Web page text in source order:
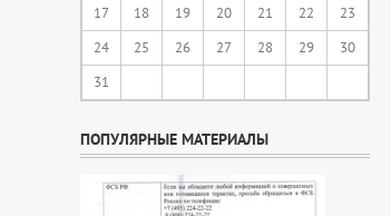
17
18 19 20 21 22
23
24
25 26 27 28 29
30
31
ПОПУЛЯРНЫЕ МАТЕРИАЛЫ